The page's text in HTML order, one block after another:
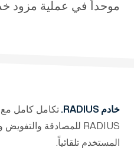
موحداً في عملية مزود
خادم RADIUS.
المستخدم تلقائياً.